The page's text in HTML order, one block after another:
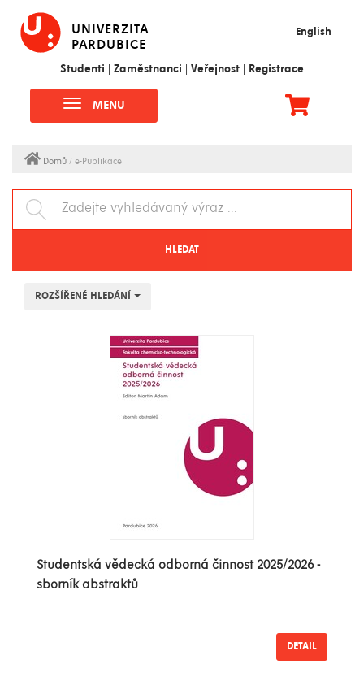
UNIVERZITA
PARDUBICE
English
Studenti Zaměstnanci Veřejnost Registrace
MENU
Domů / e-Publikace
HLEDAT
ROZŠÍŘENÉ HLEDÁNÍ
Studentská vědecká odborná činnost 2025/2026 -
sborník abstraktů
DETAIL